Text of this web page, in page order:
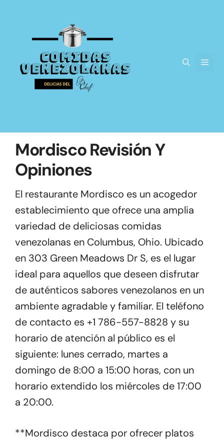
contenido
Mordisco Revisión Y
Opiniones
El restaurante Mordisco es un acogedor
establecimiento que ofrece una amplia
variedad de deliciosas comidas
venezolanas en Columbus, Ohio. Ubicado
en 303 Green Meadows Dr S, es el lugar
ideal para aquellos que deseen disfrutar
de auténticos sabores venezolanos en un
ambiente agradable y familiar. El teléfono
de contacto es +1 786-557-8828 y su
horario de atención al público es el
siguiente: lunes cerrado, martes a
domingo de 8:00 a 15:00 horas, con un
horario extendido los miércoles de 17:00
a 20:00.
**Mordisco destaca por ofrecer platos